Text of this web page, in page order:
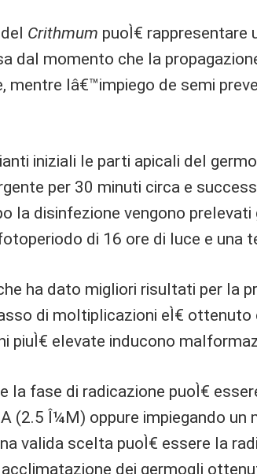
Crithmum puoÌ€ rappresentare
dal momento che la
mentre lâ€™impiego de semi
iniziali le parti apicali del
per 30 minuti circa e
la disinfezione vengono
di 16 ore di luce e una
ha dato migliori risultati per la
di moltiplicazioni eÌ€ ottenuto
piuÌ€ elevate inducono
la fase di radicazione puoÌ€
(2.5 Î¼M) oppure impiegando un
valida scelta puoÌ€ essere la
dei germogli